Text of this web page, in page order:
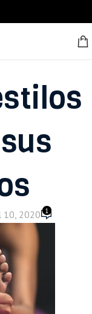
10, 2020 1